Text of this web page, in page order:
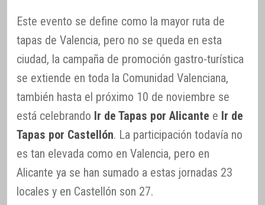
Este evento se define como la mayor ruta de
tapas de Valencia, pero no se queda en esta
ciudad, la campaña de promoción gastro-turística
se extiende en toda la Comunidad Valenciana,
también hasta el próximo 10 de noviembre se
está celebrando Ir de Tapas por Alicante e Ir de
Tapas por Castellón. La participación todavía no
es tan elevada como en Valencia, pero en
Alicante ya se han sumado a estas jornadas 23
locales y en Castellón son 27.